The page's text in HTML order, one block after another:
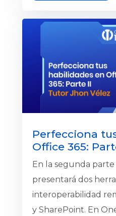
correo,
establecer alertas.
acerca del Planner
para la creación de
equipos de trabajo.
Perfecciona
Office 365:
En la segunda
presentará dos
interoperabilidad
y SharePoint. En